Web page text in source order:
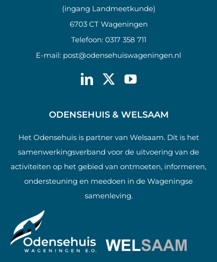
(ingang Landmeetkunde)
6703 CT Wageningen
Telefoon: 0317 358 711
E-mail: post@odensehuiswageningen.nl
ODENSEHUIS & WELSAAM
Het Odensehuis is partner van Welsaam. Dit is het
samenwerkingsverband voor de uitvoering van de
activiteiten op het gebied van ontmoeten, informeren,
ondersteuning en meedoen in de Wageningse
samenleving.